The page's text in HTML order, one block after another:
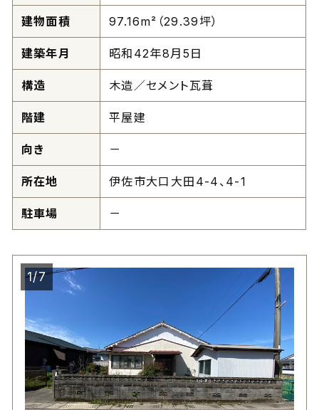
建物面積 97.16m²（29.39坪）
建築年月 昭和42年8月5日
構造 木造／セメント瓦葺
階建 平屋建
向き －
所在地 伊佐市大口大田4-4、4-1
駐車場 －
1/7